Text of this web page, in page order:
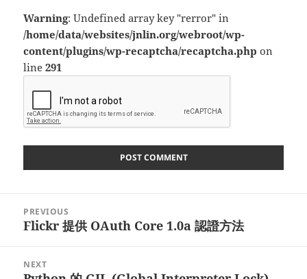
Warning: Undefined array key "rerror" in
/home/data/websites/jnlin.org/webroot/wp-
content/plugins/wp-recaptcha/recaptcha.php on
line291
navigation
PREVIOUS
Previous
Flickr 提供 OAuth Core 1.0a 認證方法
NEXT